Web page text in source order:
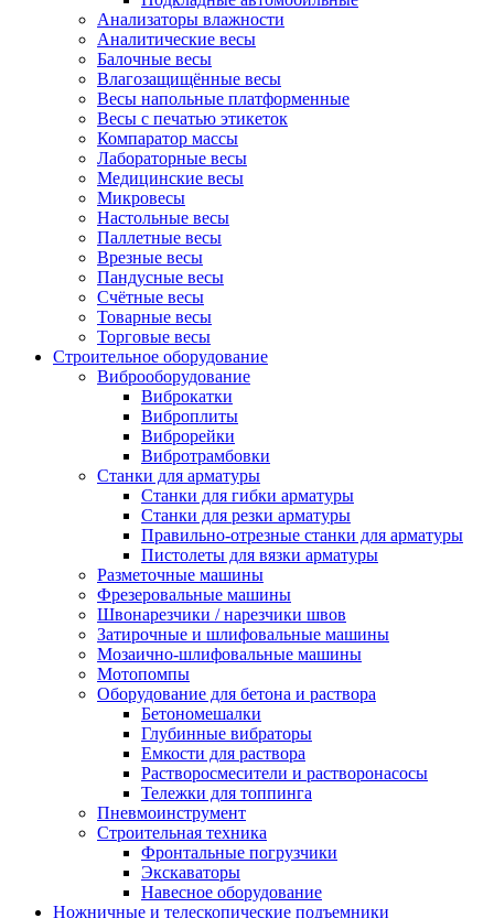
Анализаторы влажности
Аналитические весы
Балочные весы
Влагозащищённые весы
Весы напольные платформенные
Весы с печатью этикеток
Компаратор массы
Лабораторные весы
Медицинские весы
Микровесы
Настольные весы
Паллетные весы
Врезные весы
Пандусные весы
Счётные весы
Товарные весы
Торговые весы
Строительное оборудование
Виброоборудование
Виброкатки
Виброплиты
Виброрейки
Вибротрамбовки
Станки для арматуры
Станки для гибки арматуры
Станки для резки арматуры
Правильно-отрезные станки для арматуры
Пистолеты для вязки арматуры
Разметочные машины
Фрезеровальные машины
Швонарезчики / нарезчики швов
Затирочные и шлифовальные машины
Мозаично-шлифовальные машины
Мотопомпы
Оборудование для бетона и раствора
Бетономешалки
Глубинные вибраторы
Емкости для раствора
Растворосмесители и растворонасосы
Тележки для топпинга
Пневмоинструмент
Строительная техника
Фронтальные погрузчики
Экскаваторы
Навесное оборудование
Ножничные и телескопические подъемники